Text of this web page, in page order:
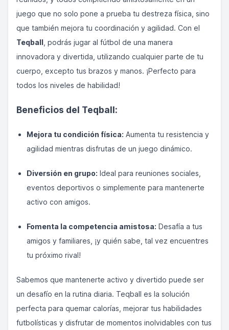
juego que no solo pone a prueba tu destreza física, sino
que también mejora tu coordinación y agilidad. Con el
Teqball , podrás jugar al fútbol de una manera
innovadora y divertida, utilizando cualquier parte de tu
cuerpo, excepto tus brazos y manos. ¡Perfecto para
todos los niveles de habilidad!
Beneficios del Teqball:
Mejora tu condición física: Aumenta tu resistencia y
agilidad mientras disfrutas de un juego dinámico.
Diversión en grupo: Ideal para reuniones sociales,
eventos deportivos o simplemente para mantenerte
activo con amigos.
Fomenta la competencia amistosa: Desafía a tus
amigos y familiares, ¡y quién sabe, tal vez encuentres
tu próximo rival!
Sabemos que mantenerte activo y divertido puede ser
un desafío en la rutina diaria. Teqball es la solución
perfecta para quemar calorías, mejorar tus habilidades
futbolísticas y disfrutar de momentos inolvidables con tus